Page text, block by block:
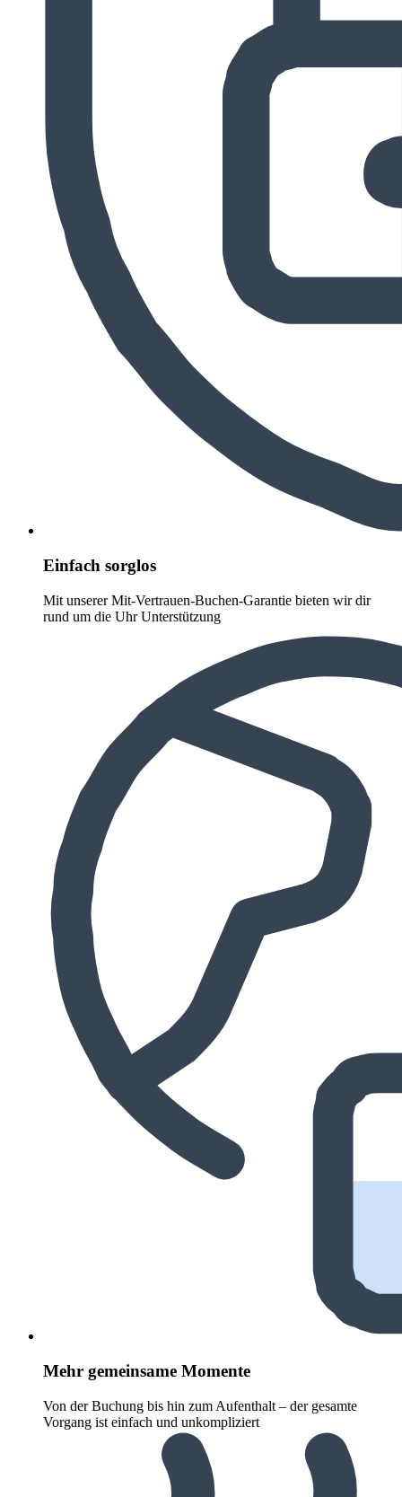
Einfach sorglos
Mit unserer Mit-Vertrauen-Buchen-Garantie bieten wir dir
rund um die Uhr Unterstützung
Mehr gemeinsame Momente
Von der Buchung bis hin zum Aufenthalt – der gesamte
Vorgang ist einfach und unkompliziert